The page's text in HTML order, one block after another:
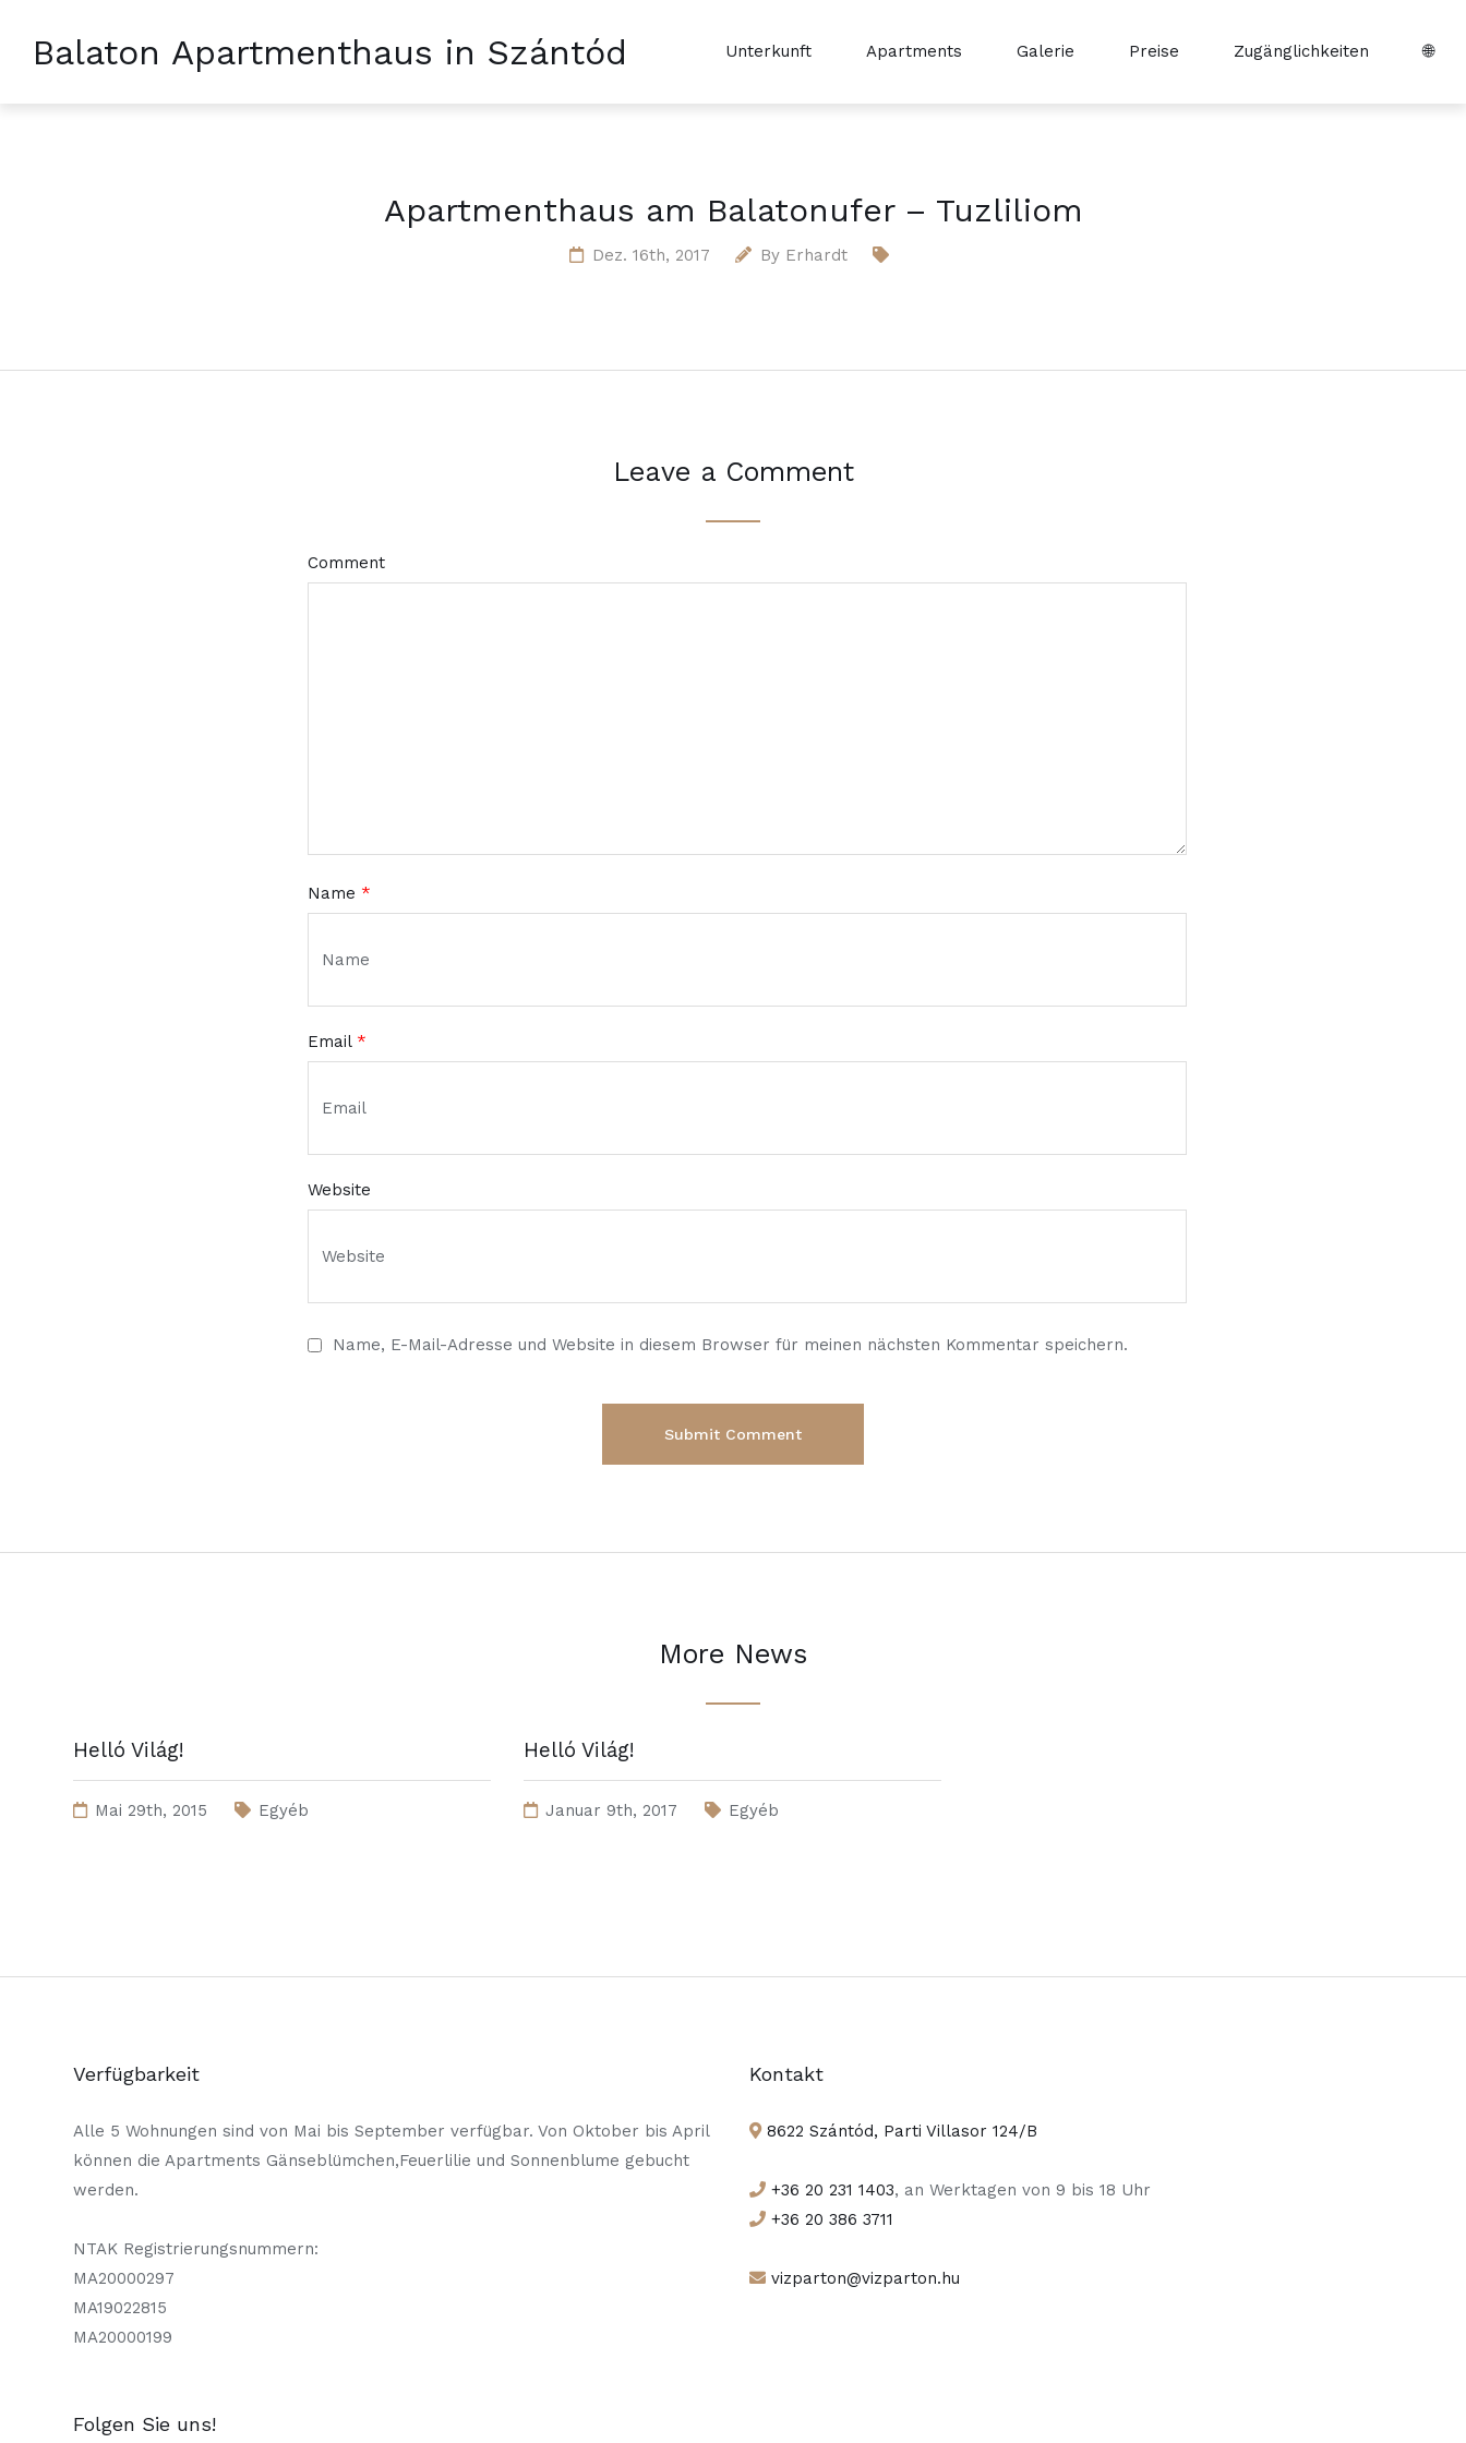
Balaton Apartmenthaus in Szántód Unterkunft Apartments Galerie Preise Zugänglichkeiten 🌐
Apartmenthaus am Balatonufer – Tuzliliom
Dez. 16th, 2017 By Erhardt
Leave a Comment
Comment
Name *
Email *
Website
Name, E-Mail-Adresse und Website in diesem Browser für meinen nächsten Kommentar speichern.
More News
Helló Világ!
Mai 29th, 2015 Egyéb
Helló Világ!
Januar 9th, 2017 Egyéb
Verfügbarkeit
Alle 5 Wohnungen sind von Mai bis September verfügbar. Von Oktober bis April
können die Apartments Gänseblümchen,Feuerlilie und Sonnenblume gebucht
werden.
NTAK Registrierungsnummern:
MA20000297
MA19022815
MA20000199
Kontakt
8622 Szántód, Parti Villasor 124/B
+36 20 231 1403, an Werktagen von 9 bis 18 Uhr
+36 20 386 3711
vizparton@vizparton.hu
Folgen Sie uns!